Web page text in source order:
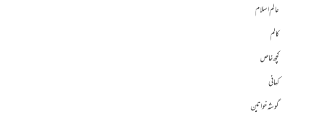
عالم اسلام
کالم
کچھ خاص
کہانی
گوشہ خواتین